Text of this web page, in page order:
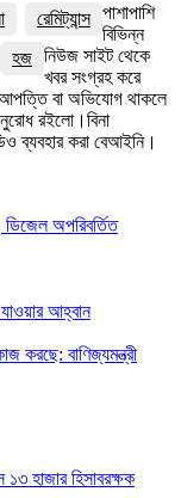
রেমিট্যান্স
হজ
পাশাপাশি
বিভিন্ন
নিউজ সাইট থেকে
খবর সংগ্রহ করে
বা অভিযোগ থাকলে
রইলো।বিনা
ব্যবহার করা বেআইনি।
অপরিবর্তিত
আহ্বান
করছে: বাণিজ্যমন্ত্রী